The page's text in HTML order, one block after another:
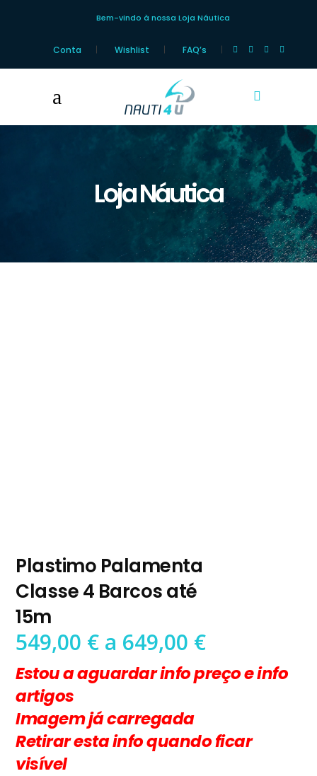
Bem-vindo à nossa Loja Náutica
Conta Wishlist FAQ’s
Loja Náutica
Plastimo Palamenta
Classe 4 Barcos até
15m
549,00 € a 649,00 €Preço
range:
549,00 €
Estou a aguardar info preço e info
artigos
Imagem já carregada
Retirar esta info quando ficar
visível